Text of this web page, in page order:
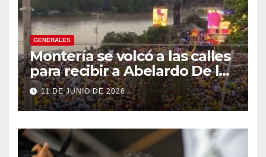
GENERALES
Montería se volcó a las calles
para recibir a Abelardo De la
Espriella
11 DE JUNIO DE 2026